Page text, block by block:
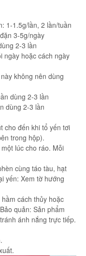
1-1.5g/lần, 2 lần/tuần
3-5g/ngày
2-3 lần
ngày hoặc cách ngày
không nên dùng
dùng 2-3 lần
dùng 2-3 lần
cho đến khi tổ yến tơi
trong hộp).
lúc cho ráo. Mỗi
cùng táo tàu, hạt
yến: Xem tờ hướng
cách thủy hoặc
quản: Sản phẩm
ánh nắng trực tiếp.